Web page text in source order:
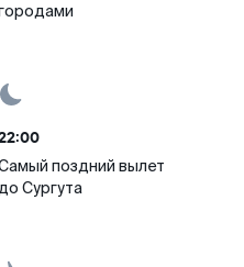
поздний вылет
Сургута